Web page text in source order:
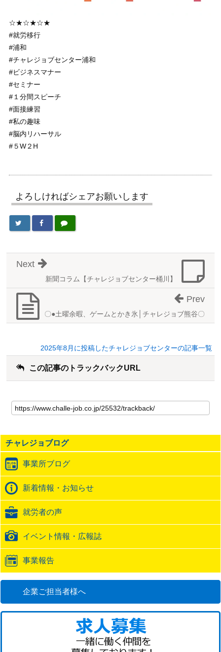
☆★☆★☆★
#就労移行
#浦和
#チャレジョブセンター浦和
#ビジネスマナー
#セミナー
#１分間スピーチ
#面接練習
#私の趣味
#脳内リハーサル
#５W２H
よろしければシェアお願いします
新聞コラム【チャレジョブセンター桶川】
Next
〇●土曜余暇、ゲームとかき氷│チャレジョブ熊谷〇
Prev
2025年8月に投稿したチャレジョブセンターの記事一覧
この記事のトラックバックURL
の
記
の
ト
ッ
ク
バ
ッ
URL
チャレジョブログ
事業所ブログ
新着情報・お知らせ
就労者の声
イベント情報・広報誌
事業報告
企業ご担当者様へ